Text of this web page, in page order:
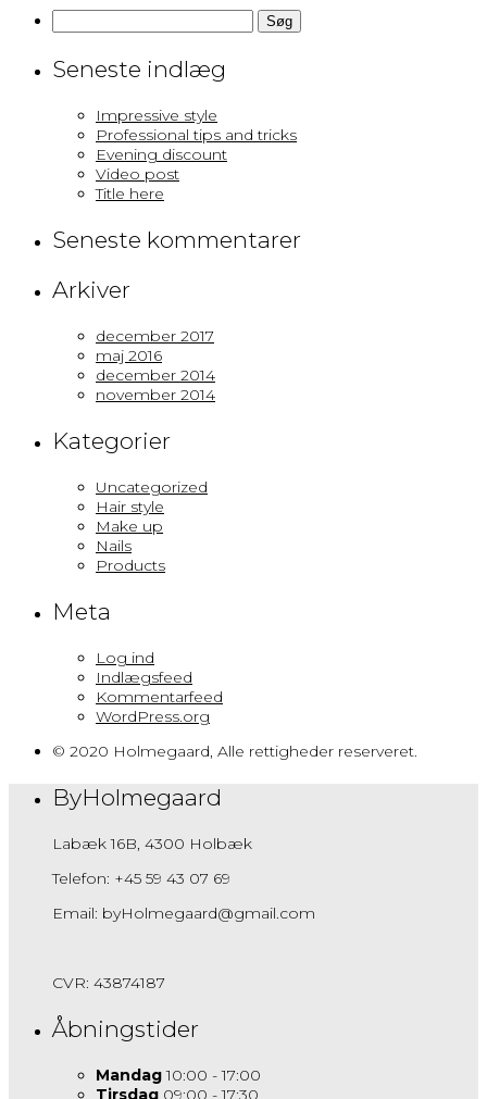
efter:
Seneste indlæg
Impressive style
Professional tips and tricks
Evening discount
Video post
Title here
Seneste kommentarer
Arkiver
december 2017
maj 2016
december 2014
november 2014
Kategorier
Uncategorized
Hair style
Make up
Nails
Products
Meta
Log ind
Indlægsfeed
Kommentarfeed
WordPress.org
© 2020 Holmegaard, Alle rettigheder reserveret.
ByHolmegaard
Labæk 16B, 4300 Holbæk
Telefon: +45 59 43 07 69
Email: byHolmegaard@gmail.com
CVR: 43874187
Åbningstider
Mandag10:00 - 17:00
Tirsdag 09:00 - 17:30